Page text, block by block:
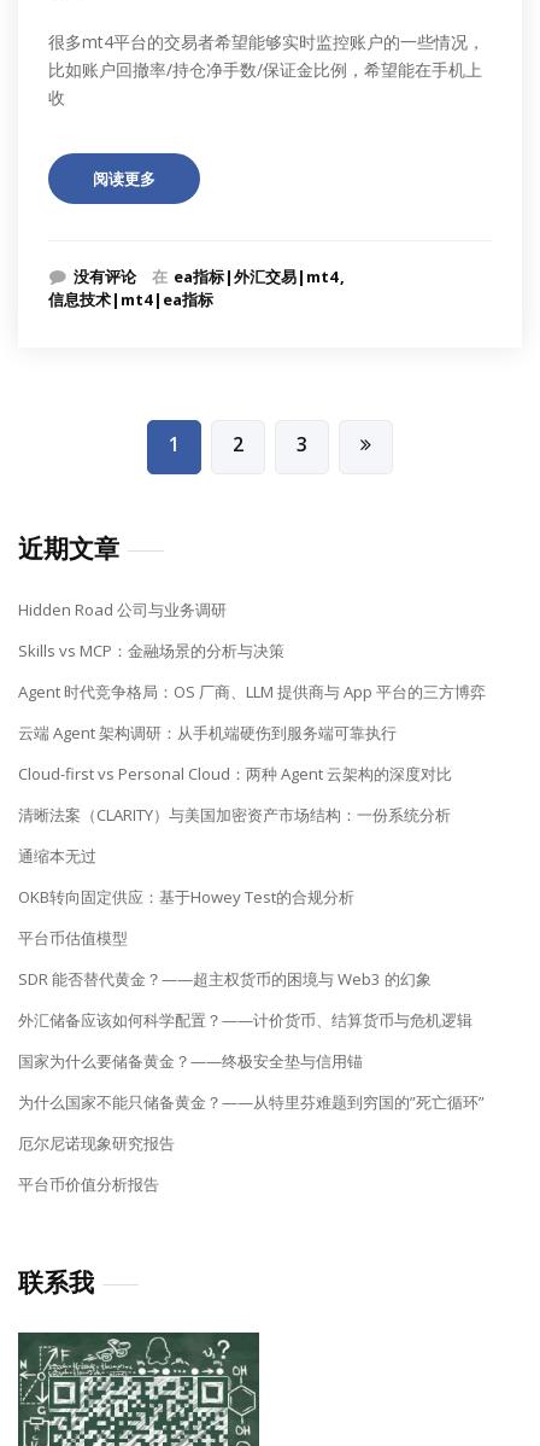
很多mt4平台的交易者希望能够实时监控账户的一些情况，
比如账户回撤率/持仓净手数/保证金比例，希望能在手机上
收
阅读更多
没有评论 在 ea指标|外汇交易|mt4
信息技术|mt4|ea指标
页
1 2 3
近期文章
Hidden Road 公司与业务调研
Skills vs MCP：金融场景的分析与决策
Agent 时代竞争格局：OS 厂商、LLM 提供商与 App 平台的三方博弈
云端 Agent 架构调研：从手机端硬伤到服务端可靠执行
Cloud-first vs Personal Cloud：两种 Agent 云架构的深度对比
清晰法案（CLARITY）与美国加密资产市场结构：一份系统分析
通缩本无过
OKB转向固定供应：基于Howey Test的合规分析
平台币估值模型
SDR 能否替代黄金？——超主权货币的困境与 Web3 的幻象
外汇储备应该如何科学配置？——计价货币、结算货币与危机逻辑
国家为什么要储备黄金？——终极安全垫与信用锚
为什么国家不能只储备黄金？——从特里芬难题到穷国的”死亡循环”
厄尔尼诺现象研究报告
平台币价值分析报告
联系我